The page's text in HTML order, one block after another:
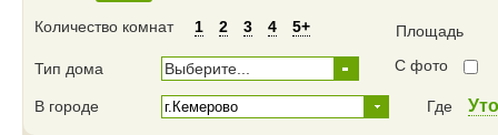
Количество комнат 1 2 3 4 5+ Площадь
Тип дома Выберите... С фото
В городе Где